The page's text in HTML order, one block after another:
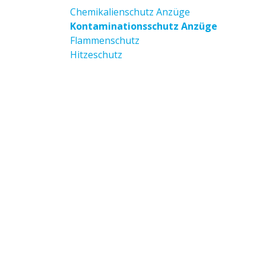
Chemikalienschutz Anzüge
Kontaminationsschutz Anzüge
Flammenschutz
Hitzeschutz